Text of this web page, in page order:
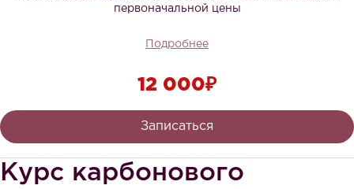
первоначальной цены
Подробнее
12 000₽
Записаться
Курс карбонового